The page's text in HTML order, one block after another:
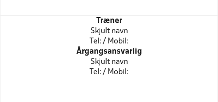
Træner
Skjult navn
Tel: / Mobil:
Årgangsansvarlig
Skjult navn
Tel: / Mobil: